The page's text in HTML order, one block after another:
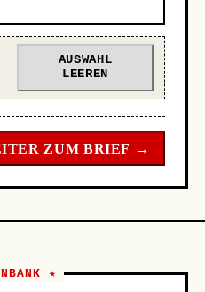
AUSWAHL
LEEREN
ZUM BRIEF →
★